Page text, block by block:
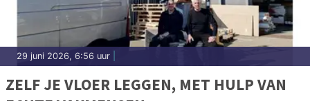
29 juni 2026, 6:56 uur
ZELF JE VLOER LEGGEN, MET HULP VAN